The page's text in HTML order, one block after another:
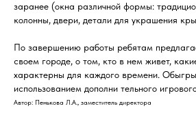
заранее (окна различной формы:
колонны, двери, детали для украшения
По завершению работы ребятам
своем городе, о том, кто в нем живет,
характерны для каждого времени.
использованием дополни тельного
Автор: Пенькова Л.А., заместитель директора